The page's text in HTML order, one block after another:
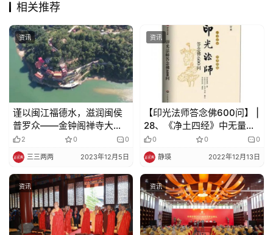
寺
院
巡
礼
视
频
纪
录
佛
教
艺
相关推荐
资讯
​谨以闽江福德水，滋润闽侯
普罗众——金钟阁禅寺大雄
宝殿奠基暨天王殿佛像落成
大典功德圆满
2 0 0
三三两两 2023年12月5日
资讯
【印光法师答念佛600问】 |
28、《净土四经》中无量寿
经有何问题？
0 0 0
静瑛 2022年12月13日
资讯 资讯